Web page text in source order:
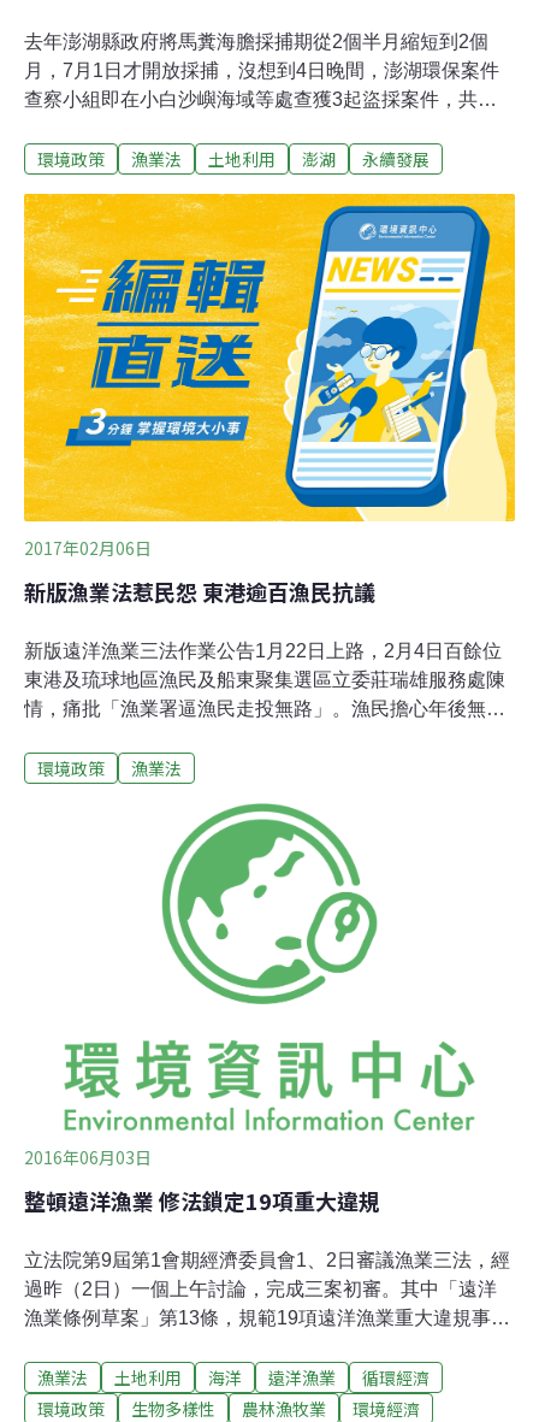
去年澎湖縣政府將馬糞海膽採捕期從2個半月縮短到2個
月，7月1日才開放採捕，沒想到4日晚間，澎湖環保案件
查察小組即在小白沙嶼海域等處查獲3起盜採案件，共沒
生殖腺。澎湖縣農漁局呼籲民眾勿以身試法，違法採捕殼
以下有期徒刑、拘役或科或併科新臺幣15萬元以下罰金。
澎湖縣農漁局說明，由農漁局、警察局、海巡隊組成的環
保案件查察小組，在小白沙嶼海域查獲漁船盜採79顆海
膽、牛踏尾沿岸查獲60顆，警方已將漁船扣押，盜採海膽
中的活個體則交給澎湖縣水產種苗繁殖場繼續養育，去殼
的海膽生殖腺則冷凍保存作為物證。澎湖縣除了馬糞海膽
外，尚有黑海膽和紫海膽，不過這兩種海膽因為風味、生
殖腺較小，以及棘刺較長不易處理，所以採捕狀況尚不如
馬糞海膽頻繁，但去年因馬糞海膽數量較少，風味較好的
紫海膽成為替代品，目前澎湖縣政府並未管
環境政策 漁業法 土地利用 澎湖 永續發展
2017年02月06日
新版漁業法惹民怨 東港逾百漁民抗議
新版遠洋漁業三法作業公告1月22日上路，2月4日百餘位
東港及琉球地區漁民及船東聚集選區立委莊瑞雄服務處陳
情，痛批「漁業署逼漁民走投無路」。漁民擔心年後無法
應私藏活化配額、取消不必要不合理規定，回歸國際化管
治理、活化漁業經營及協商的草案應舉公告相同等六項訴
求。該協會秘書長何世杰指出，新法直接取消紙本回報，
全採電子回報，但電子回報會出現目測重量、魚種不準確
及無法回傳的問題，在海上執行精準有極大困難，漁民大
多不會操作電腦，只要一按錯就是開罰五十萬元起跳，要
求放寬實際及評估漁獲差值，紙本回報應雙軌並行。立委
莊瑞雄要求漁業署的應開發更便民的電子回報介面，將要
環境政策 漁業法
2016年06月03日
整頓遠洋漁業 修法鎖定19項重大違規
立法院第9屆第1會期經濟委員會1、2日審議漁業三法，經
過昨（2日）一個上午討論，完成三案初審。其中「遠洋
漁業條例草案」第13條，規範19項遠洋漁業重大違規事
得處以兩年以下收回其漁業證照，或甚至廢止。「遠洋漁
業條例草案」第13條（經濟委員會通過版本，內容依據現
漁業法 土地利用 海洋 遠洋漁業
循環經濟
環境政策
生物多樣性 農林漁牧業
環境經濟